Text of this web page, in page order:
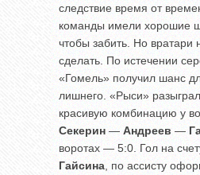
следствие время от
команды имели хорошие
чтобы забить. Но вратари
сделать. По истечении
«Гомель» получил шанс
лишнего. «Рыси»
красивую комбинацию у
Секерин — Андреев —
воротах — 5:0. Гол на
Гайсина , по ассисту